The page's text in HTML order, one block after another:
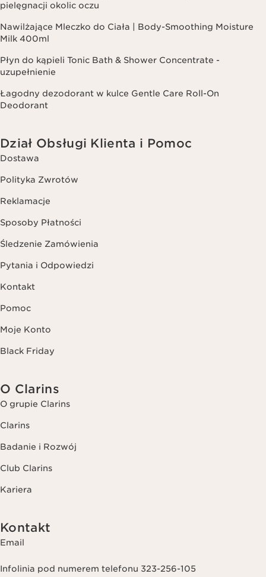
pielęgnacji okolic oczu
Nawilżające Mleczko do Ciała | Body-Smoothing Moisture
Milk 400ml
Płyn do kąpieli Tonic Bath & Shower Concentrate -
uzupełnienie
Łagodny dezodorant w kulce Gentle Care Roll-On
Deodorant
Dział Obsługi Klienta i Pomoc
Dostawa
Polityka Zwrotów
Reklamacje
Sposoby Płatności
Śledzenie Zamówienia
Pytania i Odpowiedzi
Kontakt
Pomoc
Moje Konto
Black Friday
O Clarins
O grupie Clarins
Clarins
Badanie i Rozwój
Club Clarins
Kariera
Kontakt
Email
Infolinia pod numerem telefonu 323-256-105